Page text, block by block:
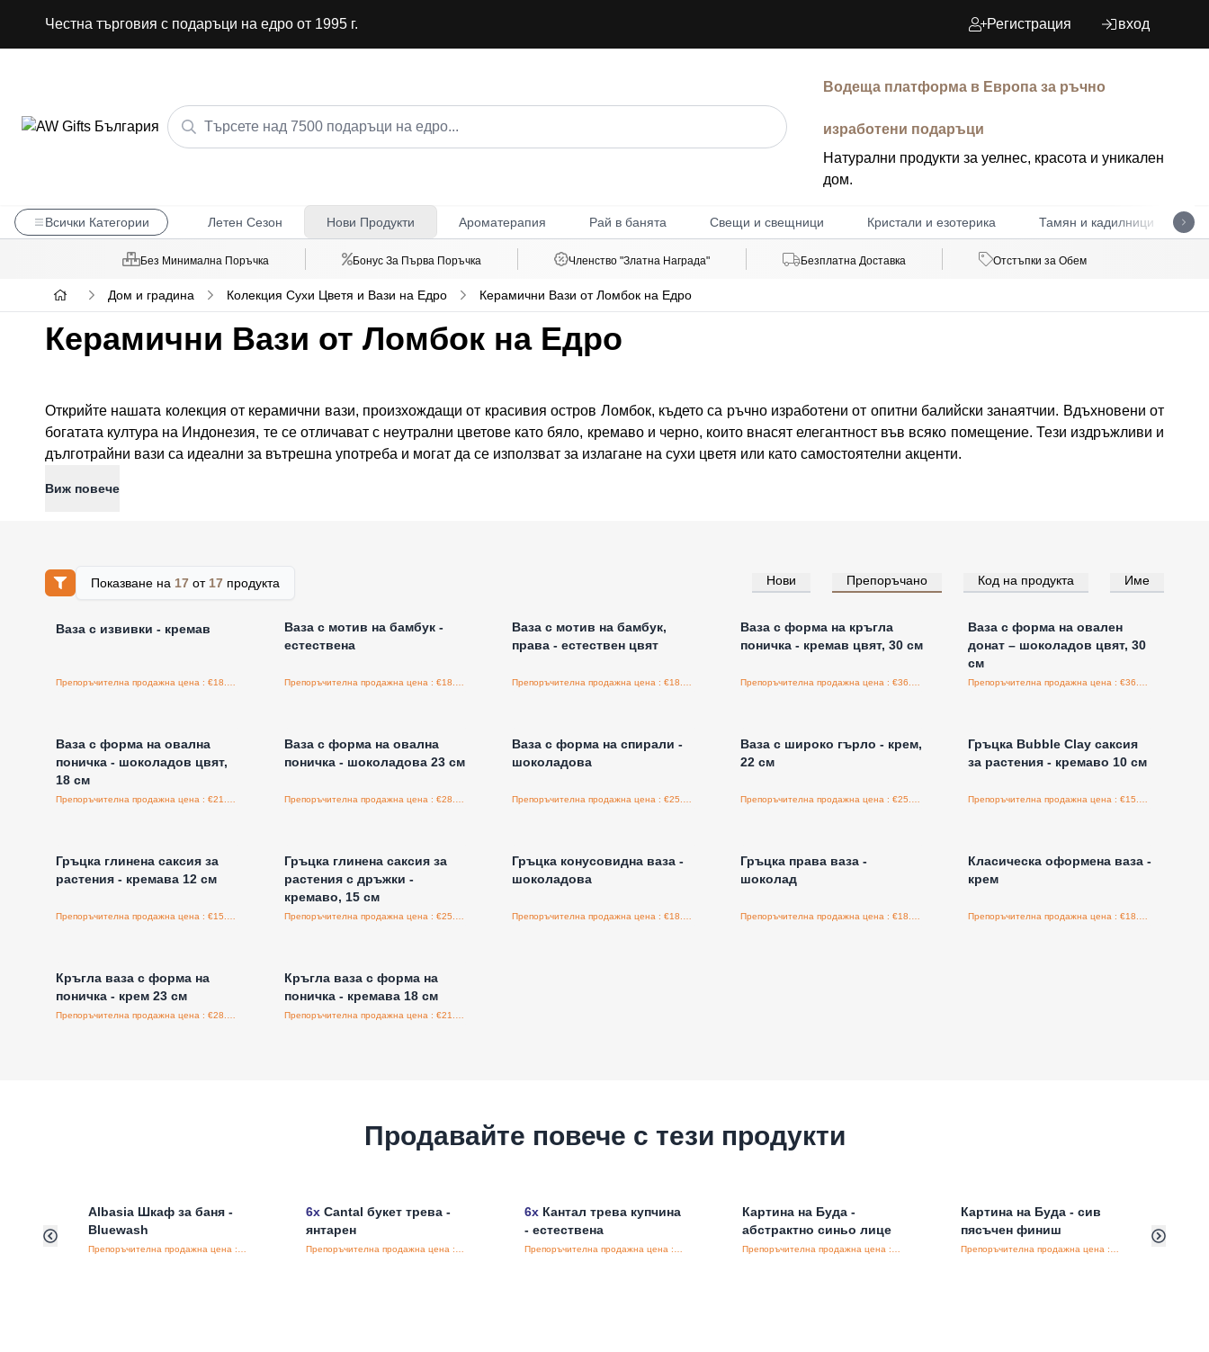
Честна търговия с подаръци на едро от 1995 г. Регистрация вход
Водеща платформа в Европа за ръчно
изработени подаръци
Натурални продукти за уелнес, красота и уникален
дом.
Всички Категории Летен Сезон Нови Продукти Ароматерапия Рай в банята Свещи и свещници Кристали и езотерика Тамян и кадилници
Без Минимална Поръчка Бонус За Първа Поръчка Членство "Златна Награда" Безплатна Доставка Отстъпки за Обем
Дом и градина Колекция Сухи Цветя и Вази на Едро Керамични Вази от Ломбок на Едро
Керамични Вази от Ломбок на Едро
Открийте нашата колекция от керамични вази, произхождащи от красивия остров Ломбок, където са ръчно изработени от опитни балийски занаятчии. Вдъхновени от
богатата култура на Индонезия, те се отличават с неутрални цветове като бяло, кремаво и черно, които внасят елегантност във всяко помещение. Тези издръжливи и
дълготрайни вази са идеални за вътрешна употреба и могат да се използват за излагане на сухи цветя или като самостоятелни акценти.
Виж повече
Показване на 17от 17продукта Нови Препоръчано Код на продукта Име
Влезте за цени на едро
Ваза с извивки - кремав
Ваза с мотив на бамбук -
естествена
Ваза с мотив на бамбук,
права - естествен цвят
Влезте за цени на едро
Ваза с форма на кръгла
поничка - кремав цвят, 30 см
Влезте за цени на едро
Ваза с форма на овален
донат – шоколадов цвят, 30
см
Ваза с форма на овална
поничка - шоколадов цвят,
18 см
Ваза с форма на овална
поничка - шоколадова 23 см
Ваза с форма на спирали -
шоколадова
Ваза с широко гърло - крем,
22 см
Гръцка Bubble Clay саксия
за растения - кремаво 10 см
Гръцка глинена саксия за
растения - кремава 12 см
Гръцка глинена саксия за
растения с дръжки -
кремаво, 15 см
Гръцка конусовидна ваза -
шоколадова
Гръцка права ваза -
шоколад
Класическа оформена ваза -
крем
Кръгла ваза с форма на
поничка - крем 23 см
Кръгла ваза с форма на
поничка - кремава 18 см
Продавайте повече с тези продукти
Albasia Шкаф за баня -
Bluewash
6x Cantal букет трева -
янтарен
6xКантал трева купчина
- естествена
Картина на Буда -
абстрактно синьо лице
Картина на Буда - сив
пясъчен финиш